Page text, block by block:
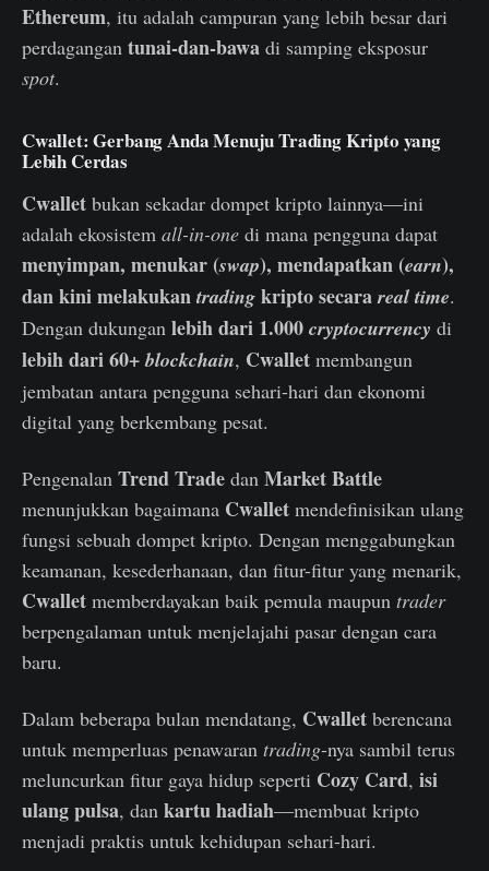
Ethereum, itu adalah campuran yang lebih besar dari
perdagangan tunai-dan-bawa di samping eksposur
spot.
Cwallet: Gerbang Anda Menuju Trading Kripto yang
Lebih Cerdas
Cwallet bukan sekadar dompet kripto lainnya—ini
adalah ekosistem all-in-one di mana pengguna dapat
menyimpan, menukar (swap), mendapatkan (earn),
dan kini melakukantrading kripto secarareal time.
Dengan dukungan lebih dari 1.000 cryptocurrency di
lebih dari 60+blockchain, Cwallet membangun
jembatan antara pengguna sehari-hari dan ekonomi
digital yang berkembang pesat.
Pengenalan Trend Trade dan Market Battle
menunjukkan bagaimana Cwallet mendefinisikan ulang
fungsi sebuah dompet kripto. Dengan menggabungkan
keamanan, kesederhanaan, dan fitur-fitur yang menarik,
Cwallet memberdayakan baik pemula maupun trader
berpengalaman untuk menjelajahi pasar dengan cara
baru.
Dalam beberapa bulan mendatang, Cwallet berencana
untuk memperluas penawaran trading-nya sambil terus
meluncurkan fitur gaya hidup seperti Cozy Card, isi
ulang pulsa, dan kartu hadiah—membuat kripto
menjadi praktis untuk kehidupan sehari-hari.